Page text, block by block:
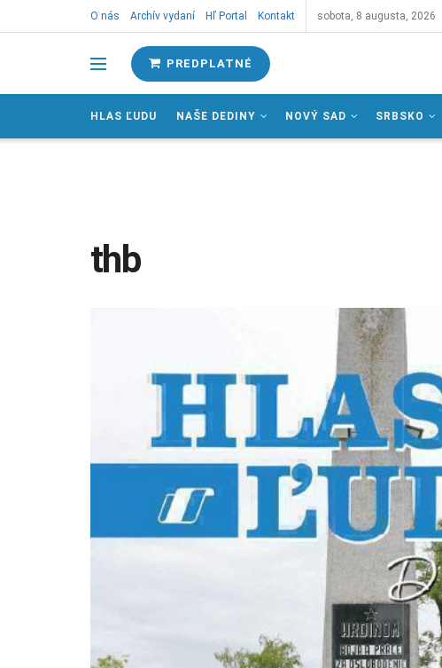
O nás Archív vydaní Hľ Portal Kontakt sobota, 8 augusta, 2026
PREDPLATNÉ
HLAS ĽUDU NAŠE DEDINY NOVÝ SAD SRBSKO
thb